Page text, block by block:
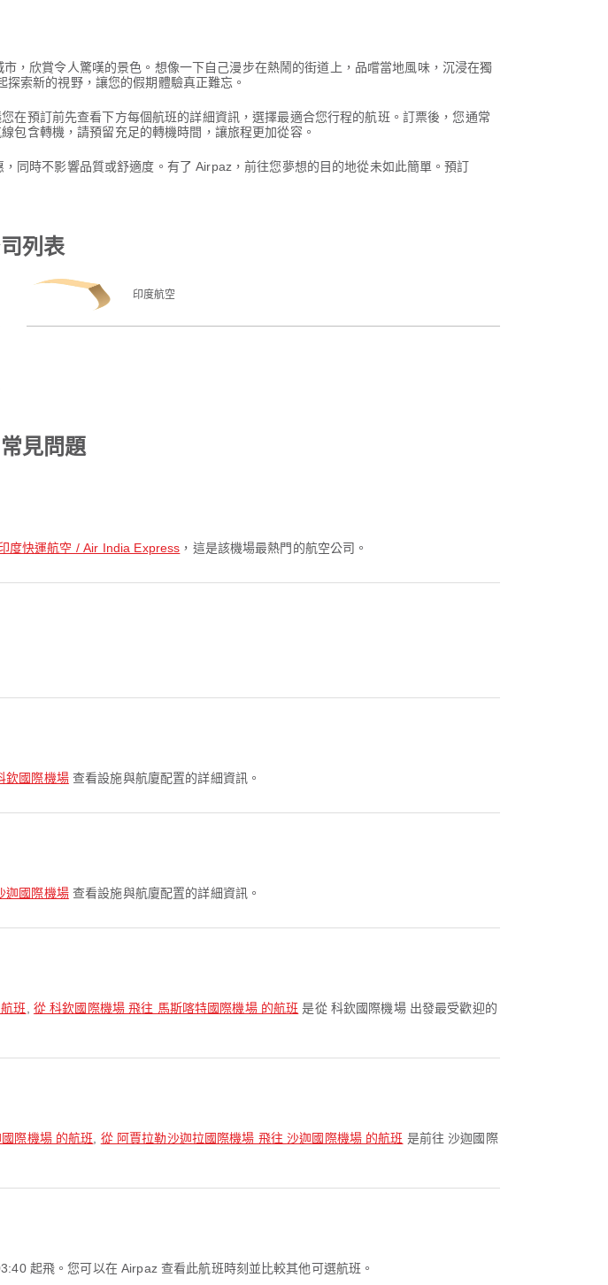
，欣賞令人驚嘆的景色。想像一下自己漫步在熱鬧的街道上，品嚐當地風味，沉浸在獨
索新的視野，讓您的假期體驗真正難忘。
在預訂前先查看下方每個航班的詳細資訊，選擇最適合您行程的航班。訂票後，您通常
包含轉機，請預留充足的轉機時間，讓旅程更加從容。
同時不影響品質或舒適度。有了 Airpaz，前往您夢想的目的地從未如此簡單。預訂
列表
印度航空
見問題
度快運航空 / Air India Express ，這是該機場最熱門的航空公司。
欽國際機場查看設施與航廈配置的詳細資訊。
迦國際機場查看設施與航廈配置的詳細資訊。
班 從 科欽國際機場 飛往 馬斯喀特國際機場 的航班 是從 科欽國際機場 出發最受歡迎的
際機場 的航班 從 阿賈拉勒沙迦拉國際機場 飛往 沙迦國際機場 的航班 是前往 沙迦國際
起飛。您可以在 Airpaz 查看此航班時刻並比較其他可選航班。